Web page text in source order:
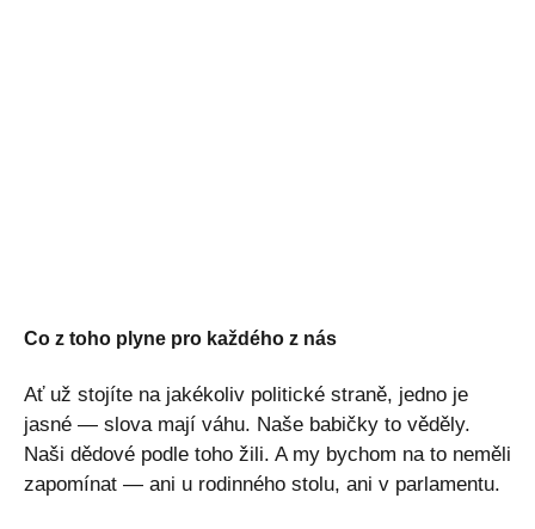
Co z toho plyne pro každého z nás
Ať už stojíte na jakékoliv politické straně, jedno je
jasné — slova mají váhu. Naše babičky to věděly.
Naši dědové podle toho žili. A my bychom na to neměli
zapomínat — ani u rodinného stolu, ani v parlamentu.